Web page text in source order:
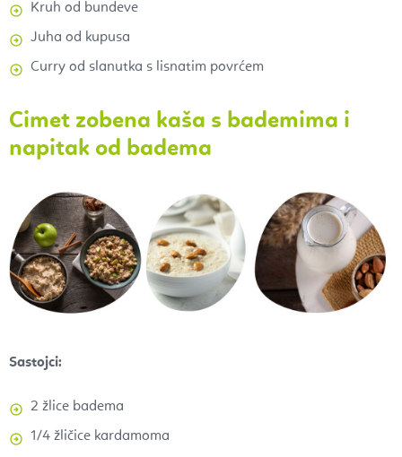
Kruh od bundeve
Juha od kupusa
Curry od slanutka s lisnatim povrćem
Cimet zobena kaša s bademima i
napitak od badema
Sastojci:
2 žlice badema
1/4 žličice kardamoma